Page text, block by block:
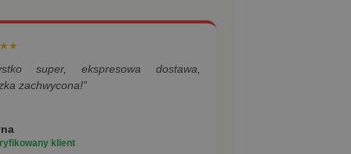
super, ekspresowa dostawa,
zachwycona!”
klient